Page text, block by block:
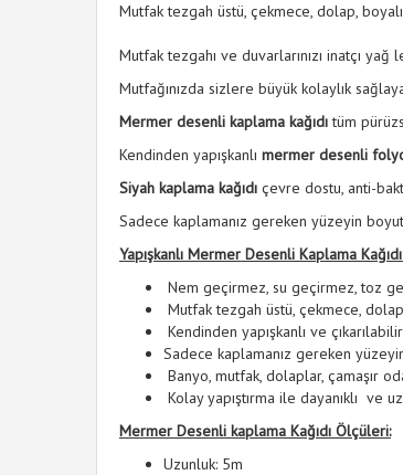
Mutfak tezgah üstü, çekmece, dolap,
Mutfak tezgahı ve duvarlarınızı inatçı
Mutfağınızda sizlere büyük kolaylık
Mermer desenli kaplama kağıdıtüm
Kendinden yapışkanlı mermer desenli
Siyah kaplama kağıdı çevre dostu, anti-
Sadece kaplamanız gereken yüzeyin
Yapışkanlı Mermer Desenli Kaplama
Nem geçirmez, su geçirmez, toz
Mutfak tezgah üstü, çekmece,
Kendinden yapışkanlı ve
Sadece kaplamanız gereken
Banyo, mutfak, dolaplar, çamaşır
Kolay yapıştırma ile dayanıklı ve
Mermer Desenli kaplama Kağıdı Ölçüleri:
Uzunluk: 5m